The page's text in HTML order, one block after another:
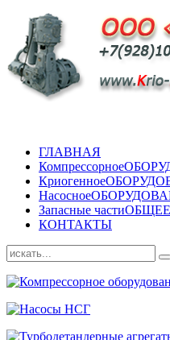
ГЛАВНАЯ
Компрессорное
Криогенное
Насосное
Запасные части
КОНТАКТЫ